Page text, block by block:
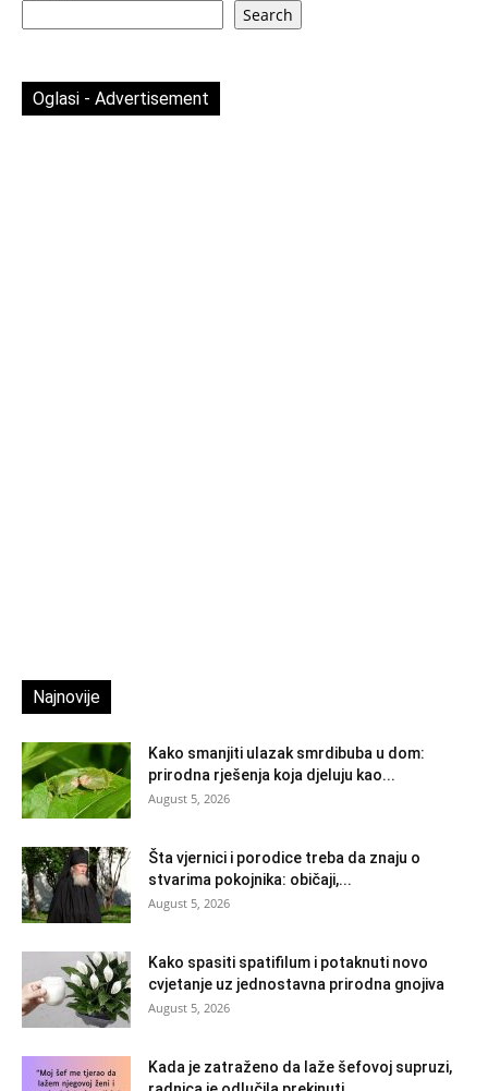
Search
Oglasi - Advertisement
Najnovije
Kako smanjiti ulazak smrdibuba u dom:
prirodna rješenja koja djeluju kao...
August 5, 2026
Šta vjernici i porodice treba da znaju o
stvarima pokojnika: običaji,...
August 5, 2026
Kako spasiti spatifilum i potaknuti novo
cvjetanje uz jednostavna prirodna gnojiva
August 5, 2026
Kada je zatraženo da laže šefovoj supruzi,